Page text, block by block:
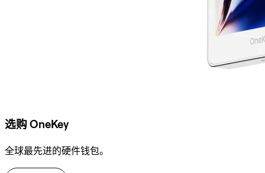
选购 OneKey
全球最先进的硬件钱包。